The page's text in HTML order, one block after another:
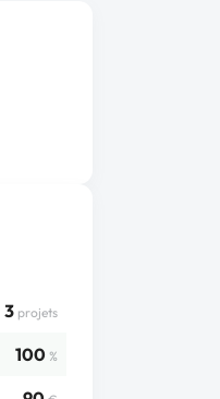
3 projets
100 %